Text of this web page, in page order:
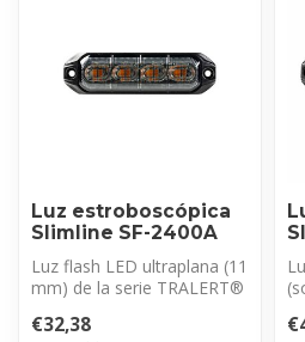
Luz estroboscópica
Slimline SF-2400A
Luz flash LED ultraplana (11
mm) de la serie TRALERT®
€32,38